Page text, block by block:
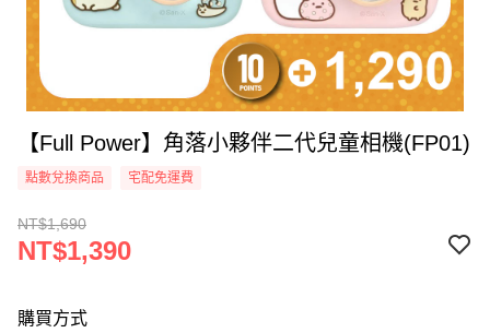
【Full Power】角落小夥伴二代兒童相機(FP01)
點數兌換商品 宅配免運費
NT$1,690
NT$1,390
購買方式